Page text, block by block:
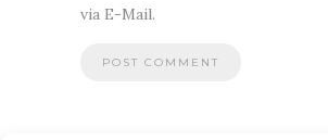
via E-Mail.